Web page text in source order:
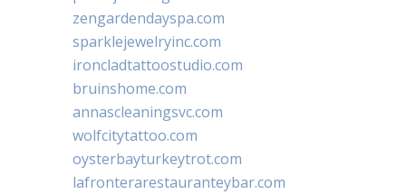
zengardendayspa.com
sparklejewelryinc.com
ironcladtattoostudio.com
bruinshome.com
annascleaningsvc.com
wolfcitytattoo.com
oysterbayturkeytrot.com
lafronterarestauranteybar.com